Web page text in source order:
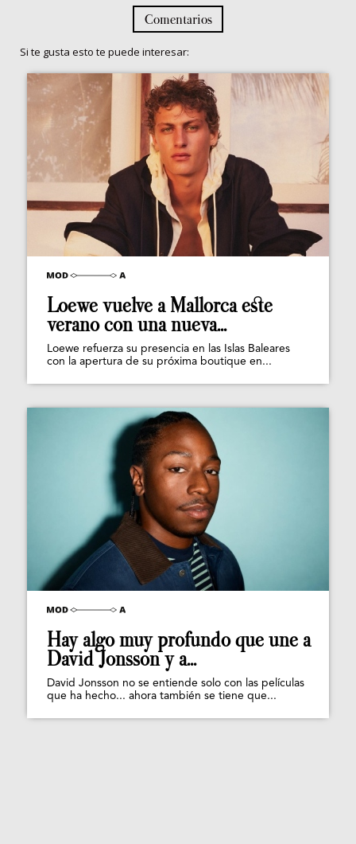
Comentarios
Si te gusta esto te puede interesar:
Loewe vuelve a Mallorca este
verano con una nueva...
Loewe refuerza su presencia en las Islas Baleares
con la apertura de su próxima boutique en...
Hay algo muy profundo que une a
David Jonsson y a...
David Jonsson no se entiende solo con las películas
que ha hecho... ahora también se tiene que...